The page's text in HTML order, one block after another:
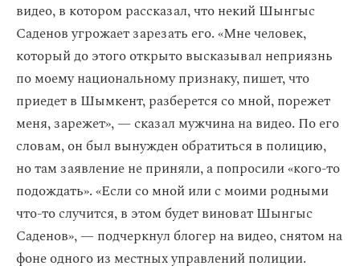
видео, в котором рассказал, что некий Шынгыс
Саденов угрожает зарезать его. «Мне человек,
который до этого открыто высказывал неприязнь
по моему национальному признаку, пишет, что
приедет в Шымкент, разберется со мной, порежет
меня, зарежет», — сказал мужчина на видео. По его
словам, он был вынужден обратиться в полицию,
но там заявление не приняли, а попросили «кого-то
подождать». «Если со мной или с моими родными
что-то случится, в этом будет виноват Шынгыс
Саденов», — подчеркнул блогер на видео, снятом на
фоне одного из местных управлений полиции.